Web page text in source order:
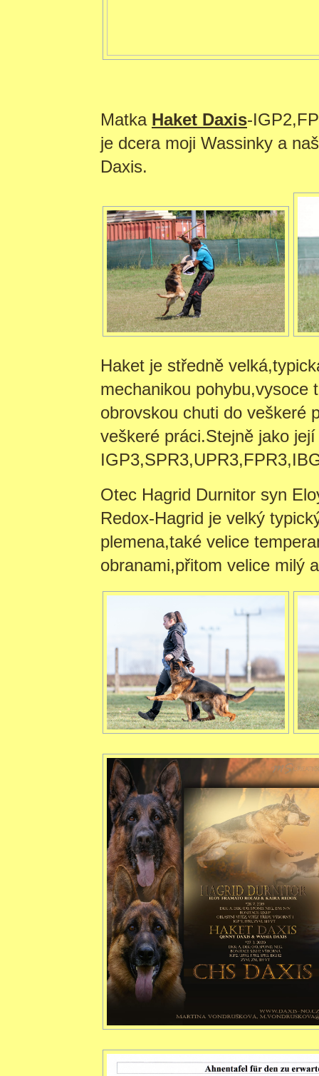
Matka Haket Daxis-
je dcera moji Wassinky a
Daxis.
Haket je středně
mechanikou pohybu,vysoce
obrovskou chuti do veškeré
veškeré práci.Stejně jako
Otec Hagrid Durnitor syn
Redox-Hagrid je velký
plemena,také velice
obranami,přitom velice milý